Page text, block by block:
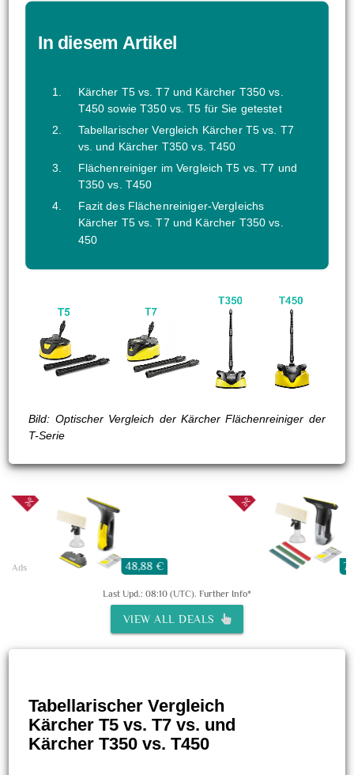
In diesem Artikel
Kärcher T5 vs. T7 und Kärcher T350 vs.
T450 sowie T350 vs. T5 für Sie getestet
Tabellarischer Vergleich Kärcher T5 vs. T7
vs. und Kärcher T350 vs. T450
Flächenreiniger im Vergleich T5 vs. T7 und
T350 vs. T450
Fazit des Flächenreiniger-Vergleichs
Kärcher T5 vs. T7 und Kärcher T350 vs.
450
Bild: Optischer Vergleich der Kärcher Flächenreiniger der
T-Serie
48,88 €
Ads
Last Upd.: 08:10 (UTC). Further Info*
VIEW ALL DEALS
Tabellarischer Vergleich
Kärcher T5 vs. T7 vs. und
Kärcher T350 vs. T450